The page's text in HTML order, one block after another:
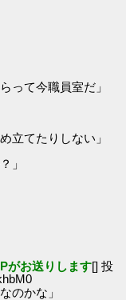
って今職員室だ」
立てたりしない」
」
がお送りします[] 投
かな」